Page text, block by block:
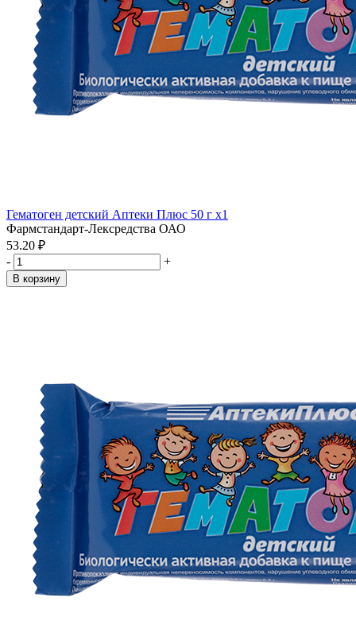
Гематоген детский Аптеки Плюс 50 г x1
Фармстандарт-Лексредства ОАО
53.20 ₽
-
+
В корзину